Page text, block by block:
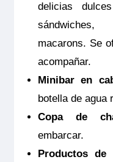
Tamaño
15m2
Ocupación
Premium
delicias
macarons. Se
acompañar.
Minibar en
botella de agua
Copa de
embarcar.
Productos de